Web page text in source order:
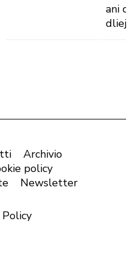
ani dla
dlieja
Archivio
policy
Newsletter
Policy